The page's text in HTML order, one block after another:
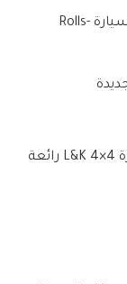
خلف عجلة قيادة سيارة Rolls-
مجد سكودا: سيارة L&K 4×4 رائعة